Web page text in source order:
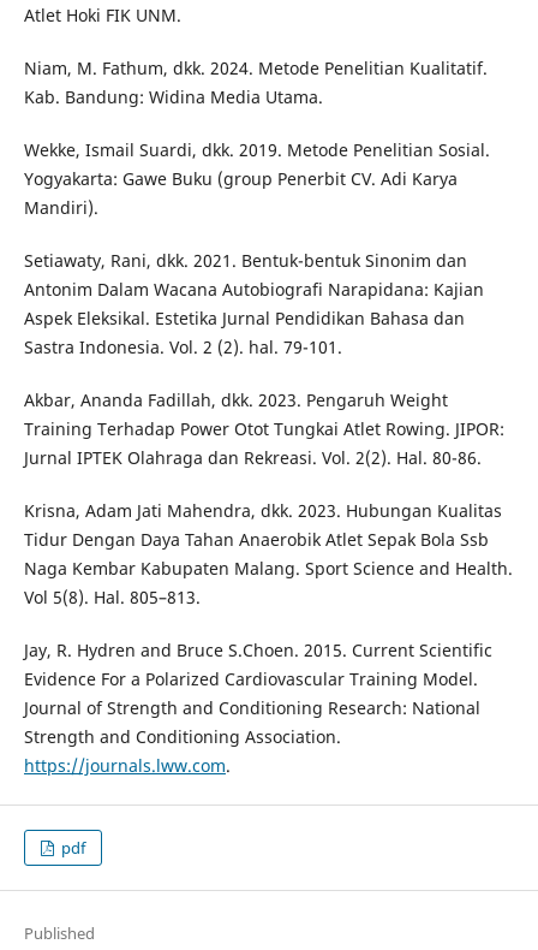
Atlet Hoki FIK UNM.
Niam, M. Fathum, dkk. 2024. Metode Penelitian Kualitatif.
Kab. Bandung: Widina Media Utama.
Wekke, Ismail Suardi, dkk. 2019. Metode Penelitian Sosial.
Yogyakarta: Gawe Buku (group Penerbit CV. Adi Karya
Mandiri).
Setiawaty, Rani, dkk. 2021. Bentuk-bentuk Sinonim dan
Antonim Dalam Wacana Autobiografi Narapidana: Kajian
Aspek Eleksikal. Estetika Jurnal Pendidikan Bahasa dan
Sastra Indonesia. Vol. 2 (2). hal. 79-101.
Akbar, Ananda Fadillah, dkk. 2023. Pengaruh Weight
Training Terhadap Power Otot Tungkai Atlet Rowing. JIPOR:
Jurnal IPTEK Olahraga dan Rekreasi. Vol. 2(2). Hal. 80-86.
Krisna, Adam Jati Mahendra, dkk. 2023. Hubungan Kualitas
Tidur Dengan Daya Tahan Anaerobik Atlet Sepak Bola Ssb
Naga Kembar Kabupaten Malang. Sport Science and Health.
Vol 5(8). Hal. 805–813.
Jay, R. Hydren and Bruce S.Choen. 2015. Current Scientific
Evidence For a Polarized Cardiovascular Training Model.
Journal of Strength and Conditioning Research: National
Strength and Conditioning Association.
https://journals.lww.com.
pdf
Published